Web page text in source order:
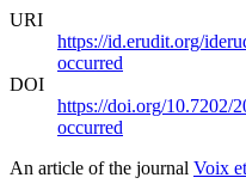
URI
https://id.erudit.org/
occurred
DOI
https://doi.org/10.7202/
occurred
An article of the journal Voix